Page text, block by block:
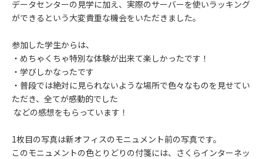
データセンターの見学に加え、実際のサーバーを使いラッキング
ができるという大変貴重な機会をいただきました。
参加した学生からは、
・めちゃくちゃ特別な体験が出来て楽しかったです！
・学びしかなったです
・普段では絶対に見られないような場所で色々なものを見せてい
ただき、全てが感動的でした
などの感想をもらっています！
1枚目の写真は新オフィスのモニュメント前の写真です。
このモニュメントの色とりどりの付箋には、さくらインターネッ